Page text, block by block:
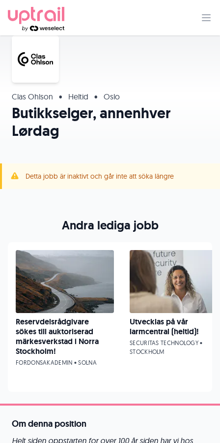
Clas Ohlson • Heltid • Oslo
Butikkselger, annenhver
Lørdag
Detta jobb är inaktivt och går inte att söka längre
Om denna position
Helt siden oppstarten for over 100 år siden har vi hos
Andra lediga jobb
Reservdelsrådgivare
sökes till auktoriserad
märkesverkstad i Norra
Stockholm!
FORDONSAKADEMIN • SOLNA
Utvecklas på vår
larmcentral (heltid)!
SECURITAS TECHNOLOGY •
STOCKHOLM